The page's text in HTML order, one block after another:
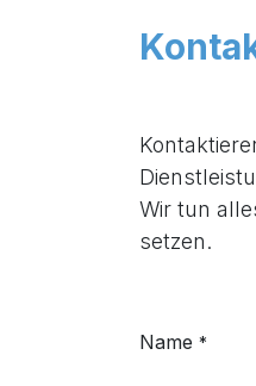
Wir tun
setzen.
Name *